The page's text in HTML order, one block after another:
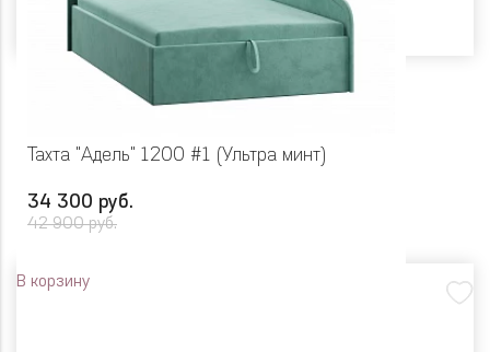
Тахта "Адель" 1200 #1 (Ультра минт)
34 300 руб.
42 900 руб.
В корзину